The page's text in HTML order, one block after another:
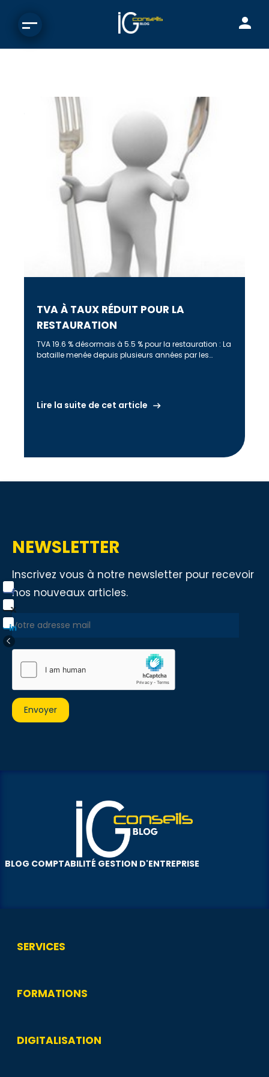
TVA À TAUX RÉDUIT POUR LA
RESTAURATION
TVA 19.6 % désormais à 5.5 % pour la restauration : La
bataille menée depuis plusieurs années par les
Lire la suite de cet article
NEWSLETTER
Inscrivez vous à notre newsletter pour recevoir
nos nouveaux articles.
BLOG COMPTABILITÉ GESTION D'ENTREPRISE
SERVICES
FORMATIONS
DIGITALISATION